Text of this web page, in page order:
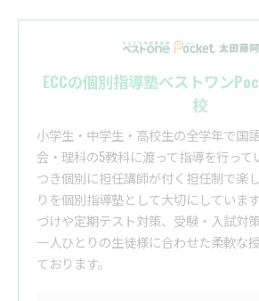
ECCの個別指導塾ベストワン
校
小学生・中学生・高校生の全学年で国
会・理科の5教科に渡って指導を行って
つき個別に担任講師が付く担任制で楽
りを個別指導塾として大切にしていま
づけや定期テスト対策、受験・入試対
一人ひとりの生徒様に合わせた柔軟な
ております。